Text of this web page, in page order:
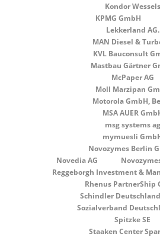
Kondor Wessels
KPMG GmbH
Lekkerland AG.
MAN Diesel &
KVL Bauconsult
Mastbau Gärtner
McPaper AG
Moll Marzipan
Motorola GmbH,
MSA AUER
msg systems ag
mymuesli
Novozymes Berlin
Novedia AG
Reggeborgh Investment &
Rhenus PartnerShip
Schindler
Sozialverband
Spitzke SE
Staaken Center